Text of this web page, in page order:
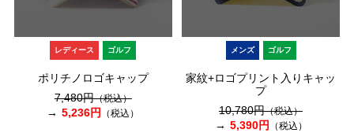
レディース ゴルフ
ポリチノロゴキャップ
7,480円（税込）
5,236円 （税込）
メンズ ゴルフ
家紋+ロゴプリント入りキャッ
プ
10,780円（税込）
5,390円 （税込）